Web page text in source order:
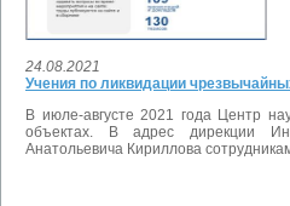
24.08.2021
Учения по ликвидации
В июле-августе 2021 года Центр
объектах.
В адрес дирекции
Анатольевича Кириллова